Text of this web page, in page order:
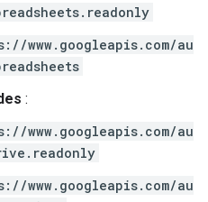
www.googleapis.com/au
:
www.googleapis.com/au
www.googleapis.com/au